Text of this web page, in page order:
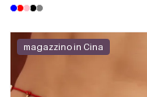
magazzino in Cina